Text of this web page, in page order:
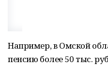
Например, в Омской
пенсию более 50 тыс.